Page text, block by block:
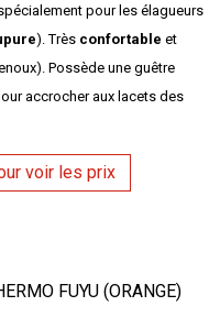
pour les élagueurs
). Très confortable et
Possède une guêtre
accrocher aux lacets des
voir les prix
FUYU (ORANGE)